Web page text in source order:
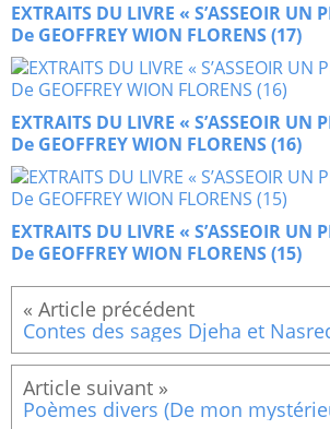
EXTRAITS DU LIVRE « S’ASSEOIR UN
De GEOFFREY WION FLORENS (17)
EXTRAITS DU LIVRE « S’ASSEOIR UN
De GEOFFREY WION FLORENS (16)
EXTRAITS DU LIVRE « S’ASSEOIR UN
De GEOFFREY WION FLORENS (15)
Poèmes divers (De mon